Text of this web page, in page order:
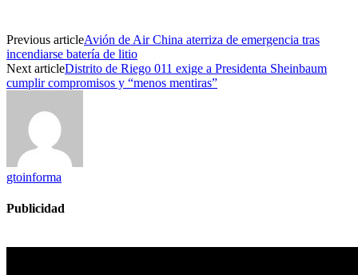
Previous articleAvión de Air China aterriza de emergencia tras
incendiarse batería de litio
Next articleDistrito de Riego 011 exige a Presidenta Sheinbaum
cumplir compromisos y “menos mentiras”
gtoinforma
Publicidad